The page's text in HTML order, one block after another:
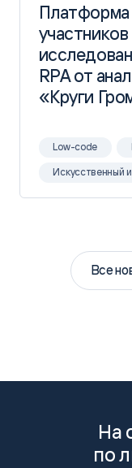
Платформа
RPA от
«Круги
Платформа
RPA от
«Круги
Low-code
Искусственный
Все
На
по